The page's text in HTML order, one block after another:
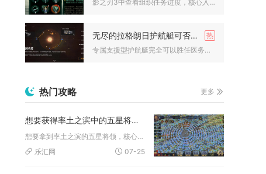
影之刃3中查看组织任务进度，核心入口是主城马车旁的鸟笼交互点...
无尽的拉格朗日护航艇可否担当医务艇
专属支援型护航艇完全可以胜任医务艇的定位，且综合实战性价比、...
热门攻略 更多
想要获得率土之滨中的五星将领该怎么办
想要拿到率土之滨的五星将领，核心依靠精准规划卡包招募、活用赛...
乐汇网
07-25